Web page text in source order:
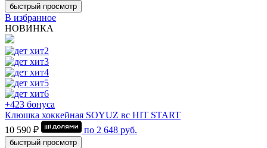
быстрый просмотр
В избранное
НОВИНКА
+423 бонуса
Клюшка хоккейная SOYUZ вс HIT START
10 590 ₽
по 2 648 руб.
быстрый просмотр